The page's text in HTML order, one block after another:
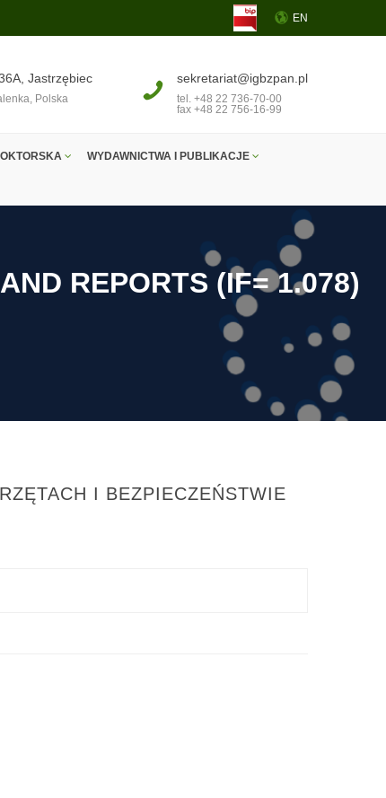
EN
Jastrzębiec
Polska
sekretariat@igbzpan.pl
tel. +48 22 736-70-00
fax +48 22 756-16-99
WYDAWNICTWA I PUBLIKACJE
AND REPORTS (IF= 1.078)
I BEZPIECZEŃSTWIE